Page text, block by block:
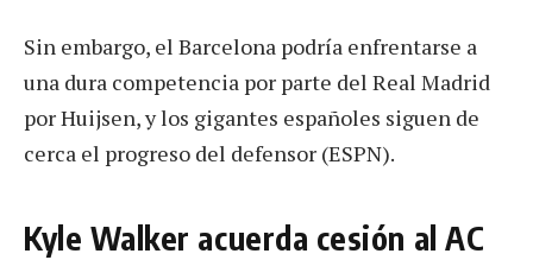
Sin embargo, el Barcelona podría enfrentarse a
una dura competencia por parte del Real Madrid
por Huijsen, y los gigantes españoles siguen de
cerca el progreso del defensor (ESPN).
Kyle Walker acuerda cesión al AC